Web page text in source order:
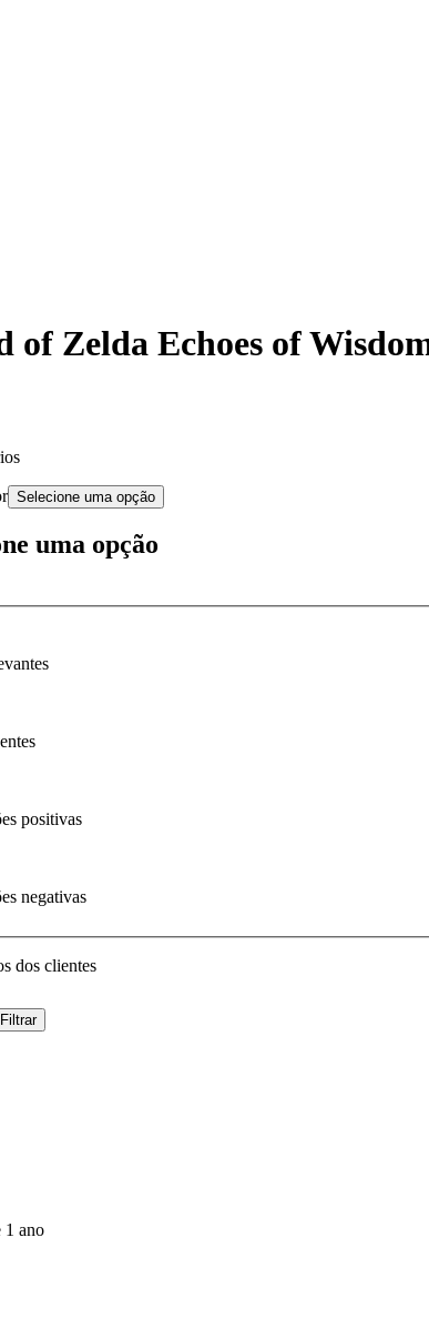
of Zelda Echoes of
Selecione uma opção
uma opção
positivas
negativas
dos clientes
Filtrar
1 ano